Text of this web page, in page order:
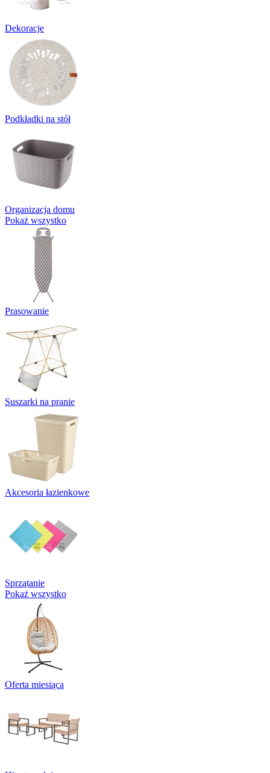
Dekoracje
Podkładki na stół
Organizacja domu
Pokaż wszystko
Prasowanie
Suszarki na pranie
Akcesoria łazienkowe
Sprzątanie
Pokaż wszystko
Oferta miesiąca